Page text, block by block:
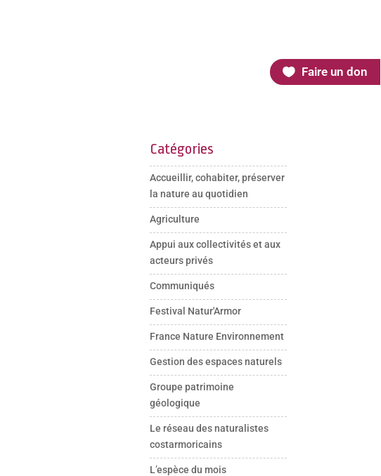
Faire un don
Catégories
Accueillir, cohabiter, préserver
la nature au quotidien
Agriculture
Appui aux collectivités et aux
acteurs privés
Communiqués
Festival Natur'Armor
France Nature Environnement
Gestion des espaces naturels
Groupe patrimoine
géologique
Le réseau des naturalistes
costarmoricains
L’espèce du mois